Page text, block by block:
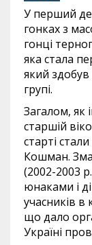
У перший
гонках з
гонці
яка стала
який здобув
групі.
Загалом, як
старшій
старті
Кошман.
(2002-2003
юнаками і
учасників в
що дало
Україні